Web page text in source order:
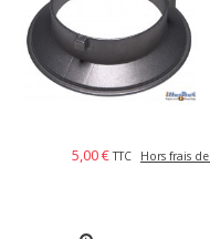
5,00 € TTC Hors frais